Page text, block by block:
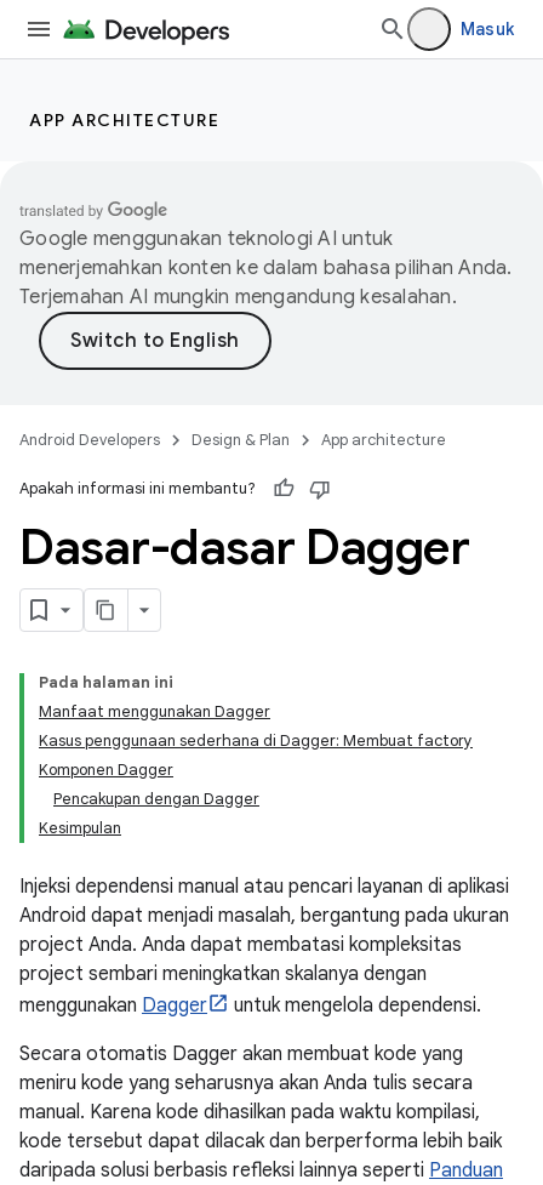
Masuk
APP ARCHITECTURE
Google menggunakan teknologi AI untuk
menerjemahkan konten ke dalam bahasa pilihan Anda.
Terjemahan AI mungkin mengandung kesalahan.
Android Developers Design & Plan App architecture
Apakah informasi ini membantu?
Dasar-dasar Dagger
Pada halaman ini
Manfaat menggunakan Dagger
Kasus penggunaan sederhana di Dagger: Membuat factory
Komponen Dagger
Pencakupan dengan Dagger
Kesimpulan
Injeksi dependensi manual atau pencari layanan di aplikasi
Android dapat menjadi masalah, bergantung pada ukuran
project Anda. Anda dapat membatasi kompleksitas
project sembari meningkatkan skalanya dengan
menggunakan Dagger
untuk mengelola dependensi.
Secara otomatis Dagger akan membuat kode yang
meniru kode yang seharusnya akan Anda tulis secara
manual. Karena kode dihasilkan pada waktu kompilasi,
kode tersebut dapat dilacak dan berperforma lebih baik
daripada solusi berbasis refleksi lainnya seperti Panduan